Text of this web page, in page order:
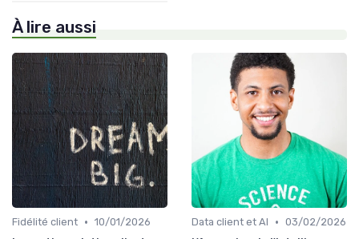
À lire aussi
Fidélité client • 10/01/2026
Data client et AI • 03/02/2026